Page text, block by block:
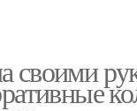
своими